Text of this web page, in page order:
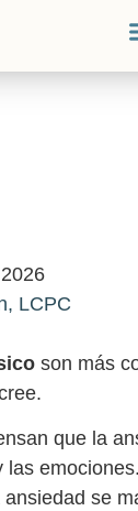
LCPC
son más
que la
las
se